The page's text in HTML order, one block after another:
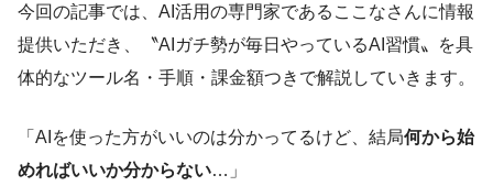
今回の記事では、AI活用の専門家であるここなさんに情報
提供いただき、〝AIガチ勢が毎日やっているAI習慣〟を具
体的なツール名・手順・課金額つきで解説していきます。
「AIを使った方がいいのは分かってるけど、結局何から始
めればいいか分からない…」